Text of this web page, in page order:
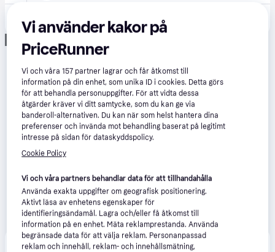
Glow Reviver Lip Oil Crystal Clear
Produkten finns även hos 1 butik som valt att inte
Vi använder kakor på
PriceRunner
Vi och våra157 partner lagrar och får åtkomst till
information på din enhet, som unika ID i cookies. Detta görs
för att behandla personuppgifter. För att vidta dessa
åtgärder kräver vi ditt samtycke, som du kan ge via
banderoll-alternativen. Du kan när som helst hantera dina
preferenser och invända mot behandling baserat på legitimt
intresse på sidan för dataskyddspolicy.
Cookie Policy
Vi och våra partners behandlar data för att tillhandahålla
Använda exakta uppgifter om geografisk positionering.
Aktivt läsa av enhetens egenskaper för
identifieringsändamål. Lagra och/eller få åtkomst till
information på en enhet. Mäta reklamprestanda. Använda
begränsade data för att välja reklam. Personanpassad
reklam och innehåll, reklam- och innehållsmätning,